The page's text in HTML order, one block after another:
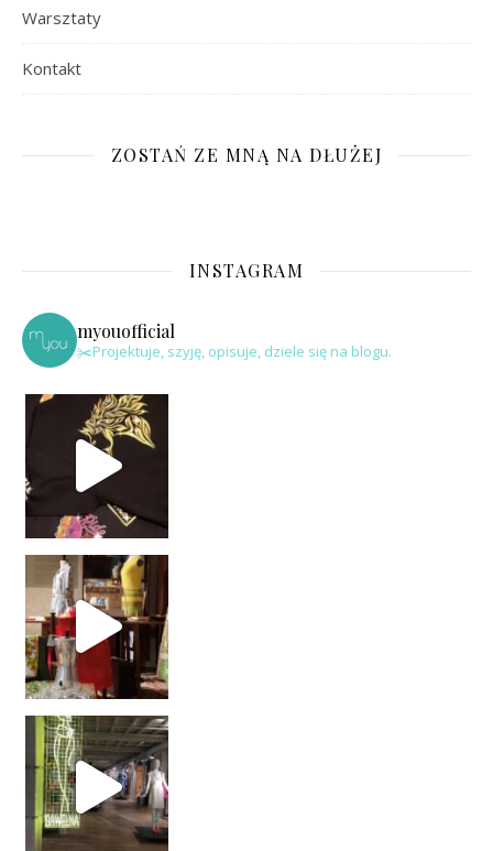
Warsztaty
Kontakt
ZOSTAŃ ZE MNĄ NA DŁUŻEJ
INSTAGRAM
myouofficial
✂️Projektuje, szyję, opisuje, dziele się na blogu.